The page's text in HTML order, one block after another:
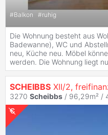
#Balkon #ruhig
Die Wohnung besteht aus
Badewanne), WC und
neu, Küche neu. Möbel
werden. Die Wohnung liegt
SCHEIBBS XII/2, freifinanzierte
3270 Scheibbs / 96,29m² /